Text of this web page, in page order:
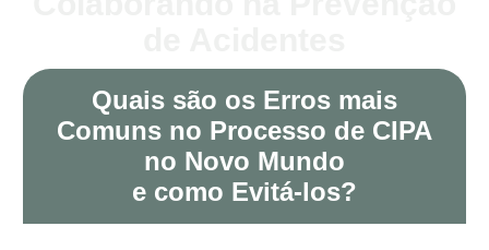
Quais são os Erros mais
Comuns no Processo de CIPA
no Novo Mundo
e como Evitá-los?